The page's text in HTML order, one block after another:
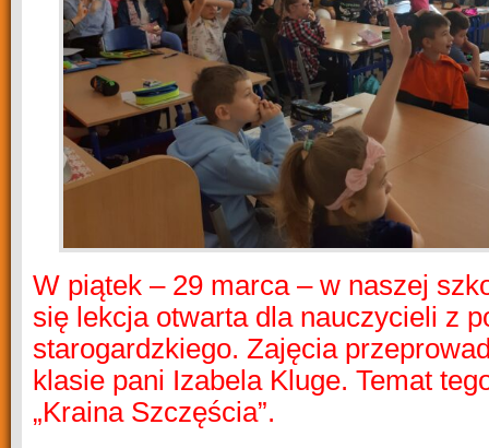
W piątek – 29 marca – w naszej
się lekcja otwartadla nauczycieli z
starogardzkiego. Zajęcia
klasie pani Izabela Kluge. Temat
„Kraina Szczęścia”.